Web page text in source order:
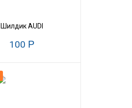
Шилдик AUDI
100 Р